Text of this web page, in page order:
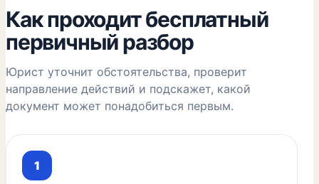
Как проходит бесплатный
первичный разбор
Юрист уточнит обстоятельства, проверит
направление действий и подскажет, какой
документ может понадобиться первым.